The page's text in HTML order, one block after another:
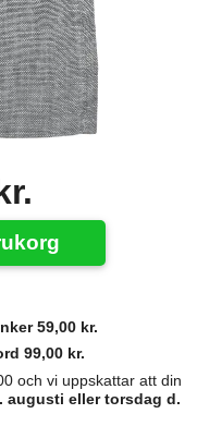
59,00 kr.
99,00 kr.
och vi uppskattar att din
augusti eller torsdag d.